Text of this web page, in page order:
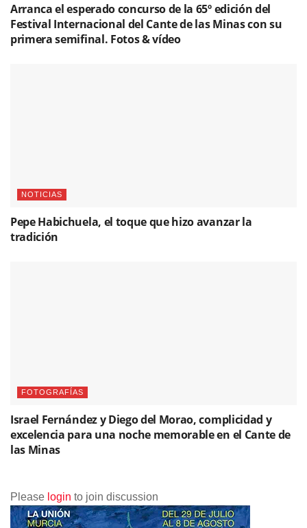
Arranca el esperado concurso de la 65º edición del
Festival Internacional del Cante de las Minas con su
primera semifinal. Fotos & vídeo
NOTICIAS
Pepe Habichuela, el toque que hizo avanzar la
tradición
FOTOGRAFÍAS
Israel Fernández y Diego del Morao, complicidad y
excelencia para una noche memorable en el Cante de
las Minas
Please login to join discussion